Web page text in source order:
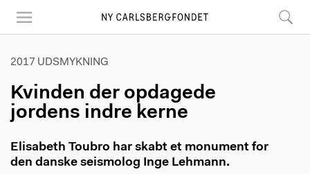
main
2017 UDSMYKNING
Kvinden der opdagede
jordens indre kerne
Elisabeth Toubro har skabt et monument for
den danske seismolog Inge Lehmann.